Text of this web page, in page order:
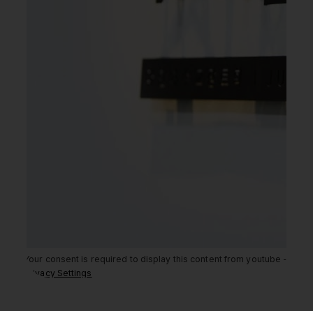
Your consent is required to display this content from youtube -
Privacy Settings